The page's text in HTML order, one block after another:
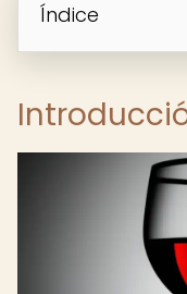
Índice